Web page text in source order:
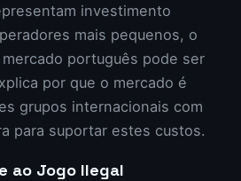
investimento
mais pequenos, o
português pode ser
por que o mercado é
grupos internacionais com
para suportar estes custos.
ao Jogo Ilegal